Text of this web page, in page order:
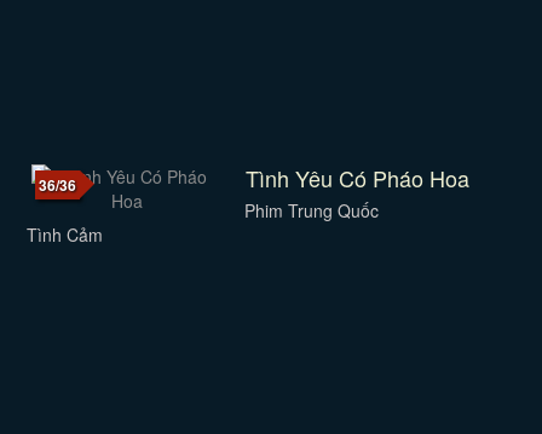
36/36 Tình Yêu Có Pháo Hoa
Phim Trung Quốc
Tình Cảm